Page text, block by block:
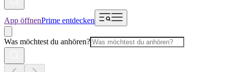
App öffnenPrime entdecken
Was möchtest du anhören?